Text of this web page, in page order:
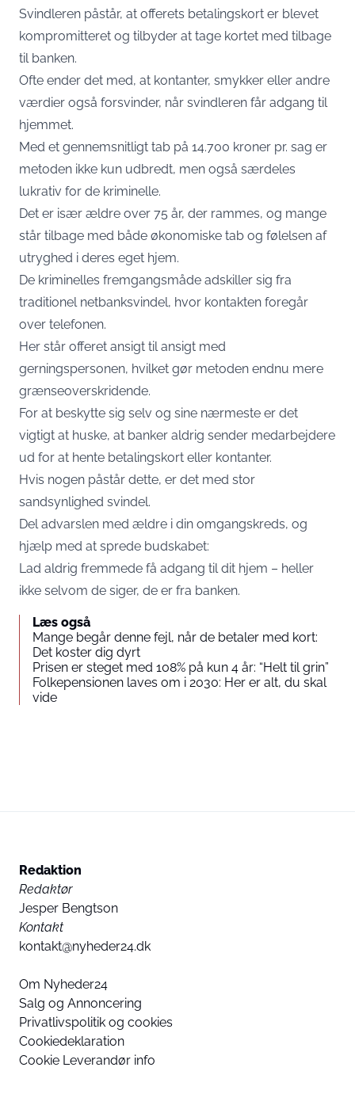
Svindleren påstår, at offerets betalingskort er blevet
kompromitteret og tilbyder at tage kortet med tilbage
til banken.
Ofte ender det med, at kontanter, smykker eller andre
værdier også forsvinder, når svindleren får adgang til
hjemmet.
Med et gennemsnitligt tab på 14.700 kroner pr. sag er
metoden ikke kun udbredt, men også særdeles
lukrativ for de kriminelle.
Det er især ældre over 75 år, der rammes, og mange
står tilbage med både økonomiske tab og følelsen af
utryghed i deres eget hjem.
De kriminelles fremgangsmåde adskiller sig fra
traditionel netbanksvindel, hvor kontakten foregår
over telefonen.
Her står offeret ansigt til ansigt med
gerningspersonen, hvilket gør metoden endnu mere
grænseoverskridende.
For at beskytte sig selv og sine nærmeste er det
vigtigt at huske, at banker aldrig sender medarbejdere
ud for at hente betalingskort eller kontanter.
Hvis nogen påstår dette, er det med stor
sandsynlighed svindel.
Del advarslen med ældre i din omgangskreds, og
hjælp med at sprede budskabet:
Lad aldrig fremmede få adgang til dit hjem – heller
ikke selvom de siger, de er fra banken.
Læs også
Mange begår denne fejl, når de betaler med kort:
Det koster dig dyrt
Prisen er steget med 108% på kun 4 år: “Helt til grin”
Folkepensionen laves om i 2030: Her er alt, du skal
vide
Redaktion
Redaktør
Jesper Bengtson
Kontakt
kontakt@nyheder24.dk
Om Nyheder24
Salg og Annoncering
Privatlivspolitik og cookies
Cookiedeklaration
Cookie Leverandør info